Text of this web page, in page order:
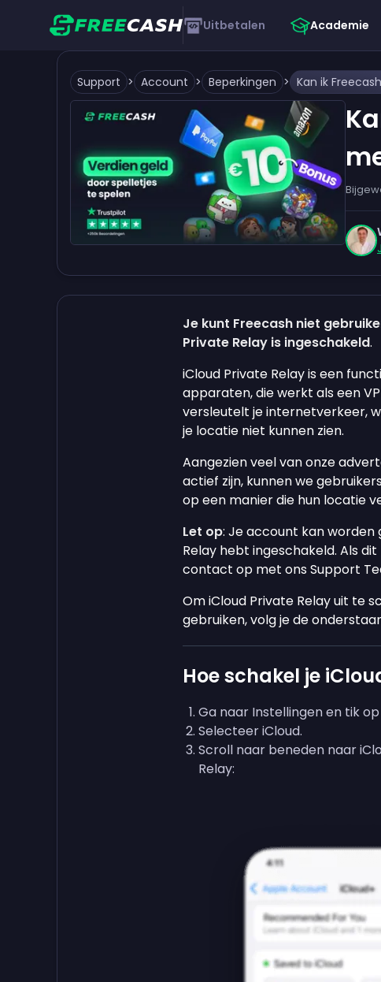
Uitbetalen Academie
Support > Account > Beperkingen >
Je kunt Freecash niet
Private Relay is ingeschakeld.
iCloud Private Relay is een
apparaten, die werkt als een
versleutelt je internetverkeer,
je locatie niet kunnen zien.
Aangezien veel van onze
actief zijn, kunnen we
op een manier die hun locatie
Let op: Je account kan worden
Relay hebt ingeschakeld. Als
contact op met ons Support
Om iCloud Private Relay uit te
gebruiken, volg je de
Hoe schakel je
Ga naar Instellingen en tik
Selecteer iCloud.
Scroll naar beneden naar
Relay: